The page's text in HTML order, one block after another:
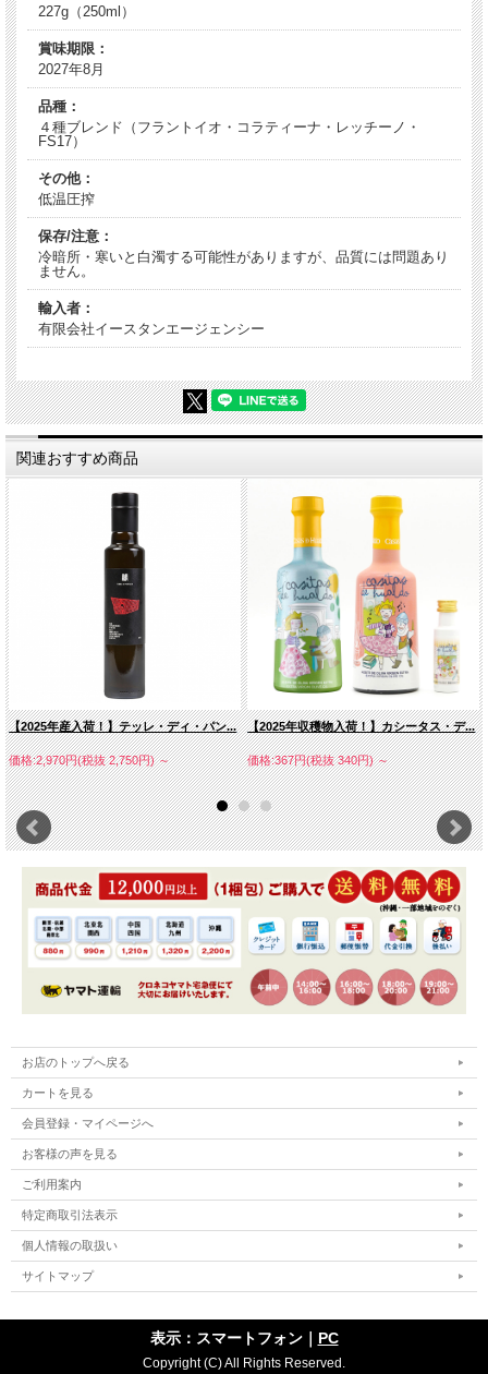
227g（250ml）
賞味期限：
2027年8月
品種：
４種ブレンド（フラントイオ・コラティーナ・レッチーノ・
FS17）
その他：
低温圧搾
保存/注意：
冷暗所・寒いと白濁する可能性がありますが、品質には問題あり
ません。
輸入者：
有限会社イースタンエージェンシー
関連おすすめ商品
【2025年産入荷！】テッレ・ディ・パン...
価格:2,970円(税抜 2,750円)～
【2025年収穫物入荷！】カシータス・デ...
価格:367円(税抜 340円)～
お店のトップへ戻る
カートを見る
会員登録・マイページへ
お客様の声を見る
ご利用案内
特定商取引法表示
個人情報の取扱い
サイトマップ
表示：スマートフォン｜ PC
Copyright (C) All Rights Reserved.